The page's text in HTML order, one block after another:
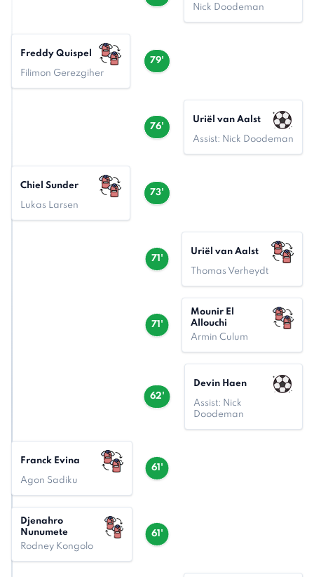
Nick Doodeman
79'
Freddy Quispel
Filimon Gerezgiher
76'
Uriël van Aalst
Assist: Nick Doodeman
73'
Chiel Sunder
Lukas Larsen
71'
Uriël van Aalst
Thomas Verheydt
71'
Mounir El
Allouchi
Armin Culum
62'
Devin Haen
Assist: Nick
Doodeman
61'
Franck Evina
Agon Sadiku
61'
Djenahro
Nunumete
Rodney Kongolo